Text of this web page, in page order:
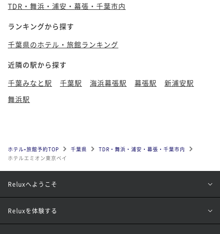
TDR・舞浜・浦安・幕張・千葉市内
ランキングから探す
千葉県のホテル・旅館ランキング
近隣の駅から探す
千葉みなと駅
千葉駅 海浜幕張駅 幕張駅
新浦安駅
舞浜駅
ホテル•旅館予約TOP 千葉県
TDR・舞浜・浦安・幕張・千葉市内
ホテルエミオン東京ベイ
Reluxへようこそ
Reluxを体験する